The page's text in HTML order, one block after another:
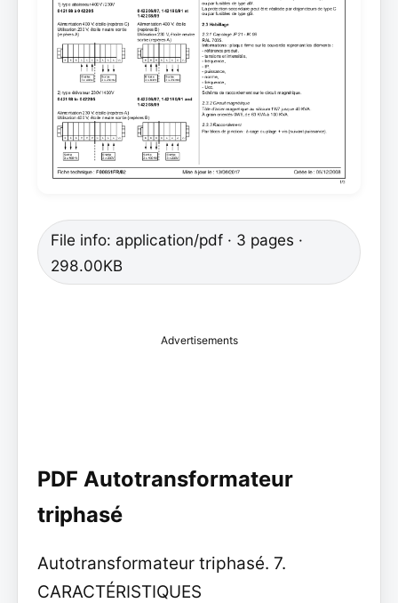
File info: application/pdf · 3 pages ·
298.00KB
Advertisements
PDF Autotransformateur
triphasé
Autotransformateur triphasé. 7.
CARACTÉRISTIQUES